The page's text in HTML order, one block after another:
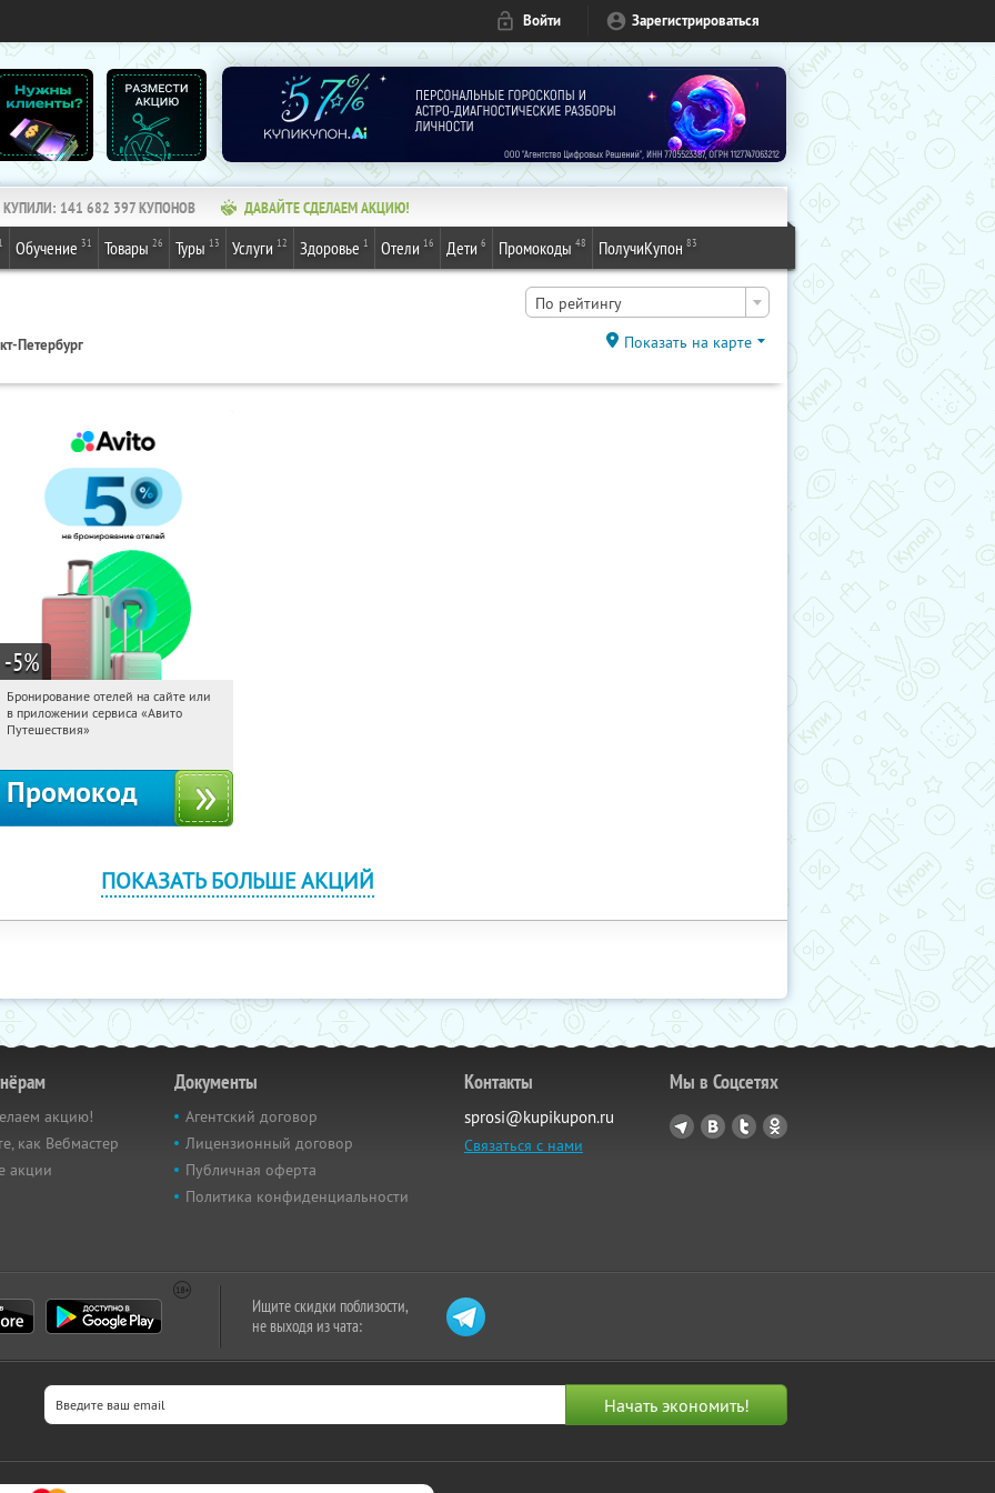
Войти Зарегистрироваться
КУПИЛИ: 141 682 397КУПОНОВ ДАВАЙТЕ СДЕЛАЕМ АКЦИЮ!
1 Обучение 31 Товары 26 Туры 13 Услуги 12 Здоровье 1 Отели 16 Дети 6 Промокоды 48 ПолучиКупон 83
По рейтингу
Петербург Показать на карте
-5%
00:19:10
Получи первым!
Россия
Бронирование отелей на сайте или
в приложении сервиса «Авито
Путешествия»
Промокод
ПОКАЗАТЬ БОЛЬШЕ АКЦИЙ
акцию!
как Вебмастер
акции
Документы
Агентский договор
Лицензионный договор
Публичная оферта
Политика конфиденциальности
Контакты
sprosi@kupikupon.ru
Связаться с нами
Мы в Соцсетях
Ищите скидки поблизости,
не выходя из чата: